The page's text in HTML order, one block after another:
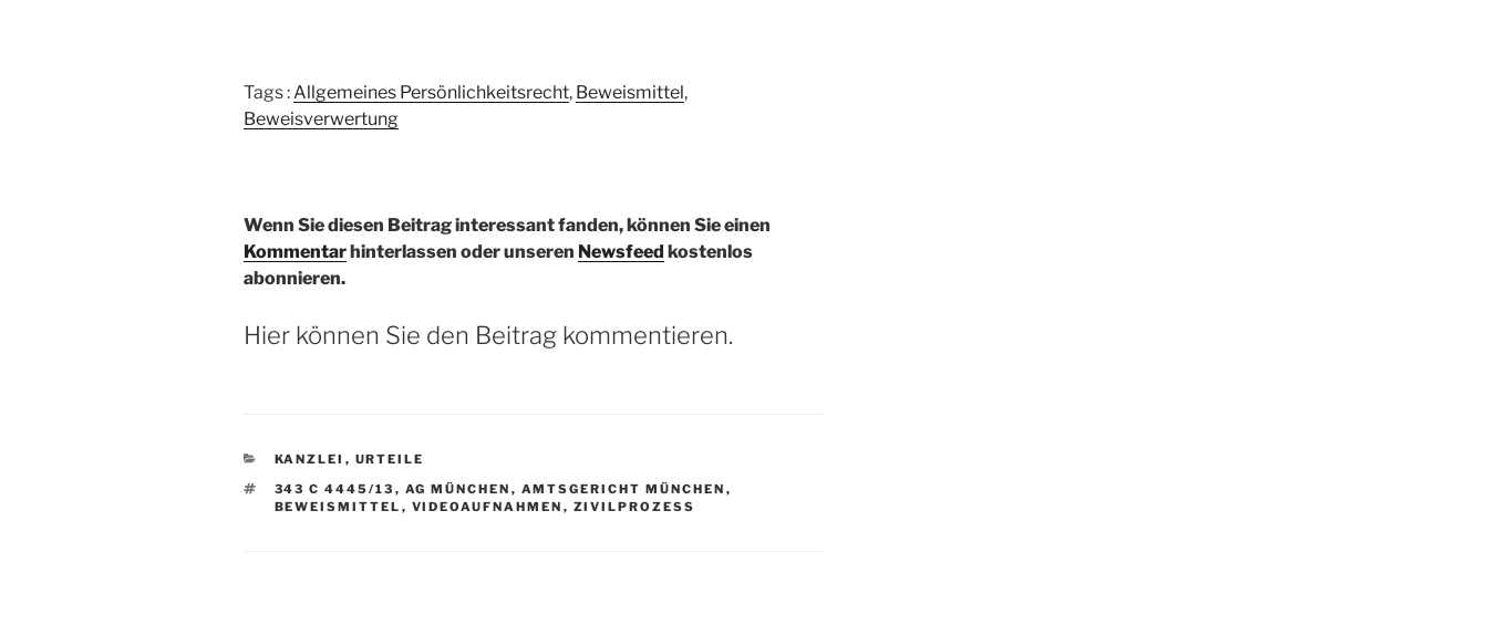
Tags :Allgemeines Persönlichkeitsrecht, Beweismittel,
Beweisverwertung
Wenn Sie diesen Beitrag interessant fanden, können Sie einen
Kommentar hinterlassen oder unseren Newsfeed kostenlos
abonnieren.
Hier können Sie den Beitrag kommentieren.
KATEGORIEN
KANZLEI , URTEILE
SCHLAGWÖRTER
343 C 4445/13 , AG MÜNCHEN , AMTSGERICHT MÜNCHEN ,
BEWEISMITTEL , VIDEOAUFNAHMEN , ZIVILPROZESS